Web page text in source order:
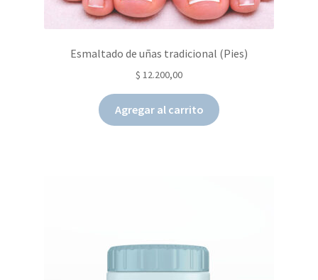
Esmaltado de uñas tradicional (Pies)
$ 12.200,00
Agregar al carrito